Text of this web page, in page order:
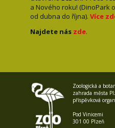
a Nového roku! (DinoPark
od dubna do října). Více
Najdete nás zde.
Zoologická a
zahrada města
příspěvková
Pod Vinicemi
301 00 Plzeň